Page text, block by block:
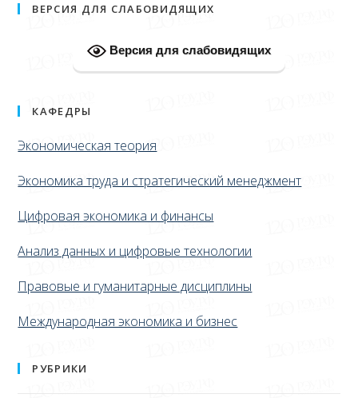
ВЕРСИЯ ДЛЯ СЛАБОВИДЯЩИХ
Версия для слабовидящих
КАФЕДРЫ
Экономическая теория
Экономика труда и стратегический менеджмент
Цифровая экономика и финансы
Анализ данных и цифровые технологии
Правовые и гуманитарные дисциплины
Международная экономика и бизнес
РУБРИКИ